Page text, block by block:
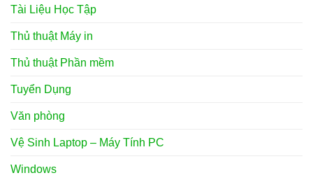
Tài Liệu Học Tập
Thủ thuật Máy in
Thủ thuật Phần mềm
Tuyển Dụng
Văn phòng
Vệ Sinh Laptop – Máy Tính PC
Windows